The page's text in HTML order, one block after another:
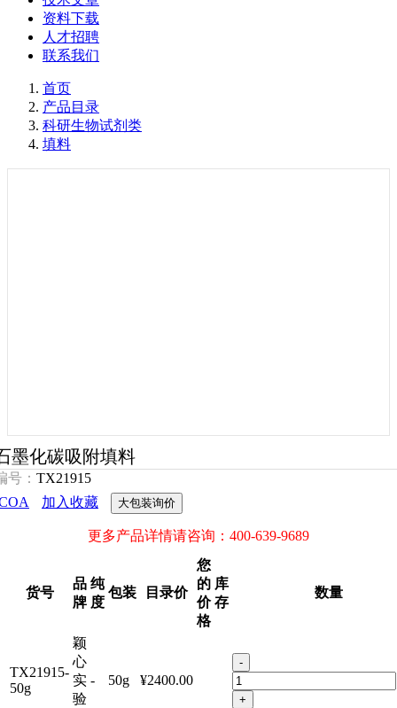
资料下载
人才招聘
联系我们
首页
产品目录
科研生物试剂类
填料
墨化碳吸附填料
号： TX21915
加入收藏 大包装询价
更多产品详情请咨询：400-639-9689
货号
品
牌
纯
度
包装 目录价
您
的
价
格
库
存
数量
TX21915-
50g
颖
心
实
验
- 50g ¥2400.00
-
+